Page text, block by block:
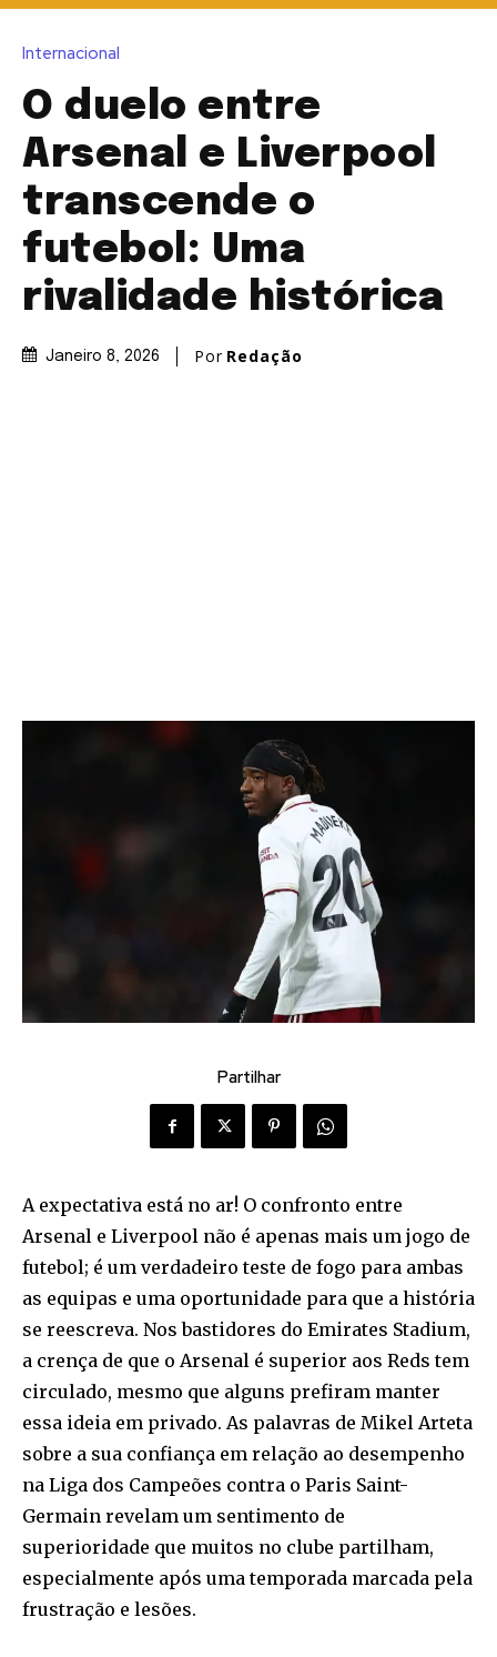
Internacional
O duelo entre
Arsenal e Liverpool
transcende o
futebol: Uma
rivalidade histórica
Janeiro 8, 2026 Por Redação
Partilhar
A expectativa está no ar! O confronto entre
Arsenal e Liverpool não é apenas mais um jogo de
futebol; é um verdadeiro teste de fogo para ambas
as equipas e uma oportunidade para que a história
se reescreva. Nos bastidores do Emirates Stadium,
a crença de que o Arsenal é superior aos Reds tem
circulado, mesmo que alguns prefiram manter
essa ideia em privado. As palavras de Mikel Arteta
sobre a sua confiança em relação ao desempenho
na Liga dos Campeões contra o Paris Saint-
Germain revelam um sentimento de
superioridade que muitos no clube partilham,
especialmente após uma temporada marcada pela
frustração e lesões.